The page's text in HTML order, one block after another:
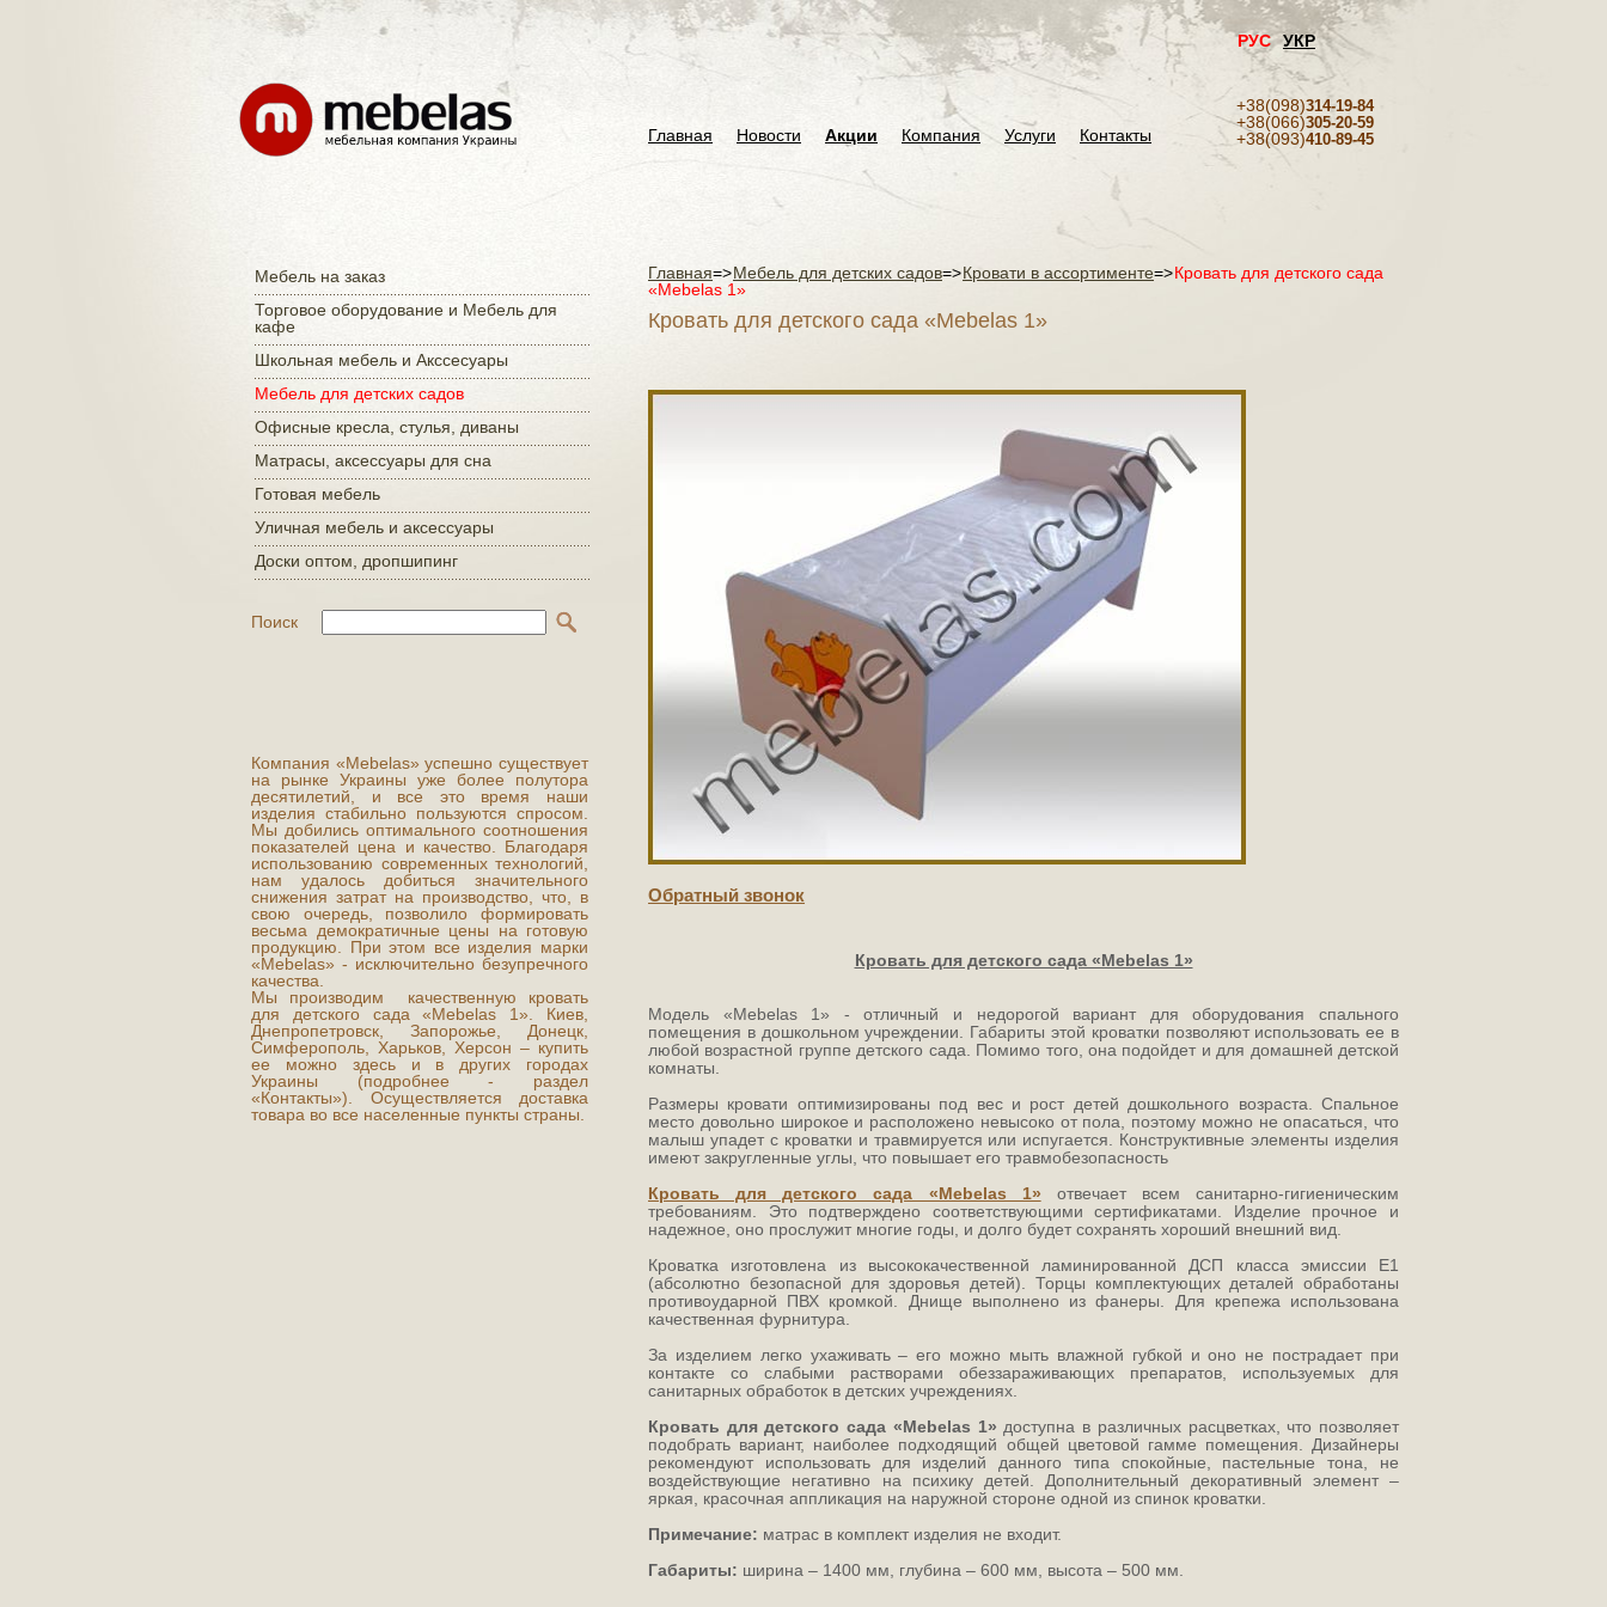
РУС УКР
Главная Новости Акции Компания Услуги Контакты
+38(098)314-19-84
+38(066)305-20-59
+38(093)410-89-45
Мебель на заказ
Торговое оборудование и Мебель для
кафе
Школьная мебель и Акссесуары
Мебель для детских садов
Офисные кресла, стулья, диваны
Матраcы, аксессуары для сна
Готовая мебель
Уличная мебель и аксессуары
Доски оптом, дропшипинг
Поиск
Компания «Mebelas» успешно существует
на рынке Украины уже более полутора
десятилетий, и все это время наши
изделия стабильно пользуются спросом.
Мы добились оптимального соотношения
показателей цена и качество. Благодаря
использованию современных технологий,
нам удалось добиться значительного
снижения затрат на производство, что, в
свою очередь, позволило формировать
весьма демократичные цены на готовую
продукцию. При этом все изделия марки
«Mebelas» - исключительно безупречного
качества.
Мы производим качественную кровать
для детского сада «Mebelas 1». Киев,
Днепропетровск, Запорожье, Донецк,
Симферополь, Харьков, Херсон – купить
ее можно здесь и в других городах
Украины (подробнее - раздел
«Контакты»). Осуществляется доставка
товара во все населенные пункты страны.
Главная=>Мебель для детских садов=>Кровати в ассортименте=>Кровать для детского сада
«Mebelas 1»
Кровать для детского сада «Mebelas 1»
Обратный звонок
Кровать для детского сада «Mebelas 1»
Модель «Mebelas 1» - отличный и недорогой вариант для оборудования спального
помещения в дошкольном учреждении. Габариты этой кроватки позволяют использовать ее в
любой возрастной группе детского сада. Помимо того, она подойдет и для домашней детской
комнаты.
Размеры кровати оптимизированы под вес и рост детей дошкольного возраста. Спальное
место довольно широкое и расположено невысоко от пола, поэтому можно не опасаться, что
малыш упадет с кроватки и травмируется или испугается. Конструктивные элементы изделия
имеют закругленные углы, что повышает его травмобезопасность
Кровать для детского сада «Mebelas 1» отвечает всем санитарно-гигиеническим
требованиям. Это подтверждено соответствующими сертификатами. Изделие прочное и
надежное, оно прослужит многие годы, и долго будет сохранять хороший внешний вид.
Кроватка изготовлена из высококачественной ламинированной ДСП класса эмиссии Е1
(абсолютно безопасной для здоровья детей). Торцы комплектующих деталей обработаны
противоударной ПВХ кромкой. Днище выполнено из фанеры. Для крепежа использована
качественная фурнитура.
За изделием легко ухаживать – его можно мыть влажной губкой и оно не пострадает при
контакте со слабыми растворами обеззараживающих препаратов, используемых для
санитарных обработок в детских учреждениях.
Кровать для детского сада «Mebelas 1» доступна в различных расцветках, что позволяет
подобрать вариант, наиболее подходящий общей цветовой гамме помещения. Дизайнеры
рекомендуют использовать для изделий данного типа спокойные, пастельные тона, не
воздействующие негативно на психику детей. Дополнительный декоративный элемент –
яркая, красочная аппликация на наружной стороне одной из спинок кроватки.
Примечание: матрас в комплект изделия не входит.
Габариты: ширина – 1400 мм, глубина – 600 мм, высота – 500 мм.